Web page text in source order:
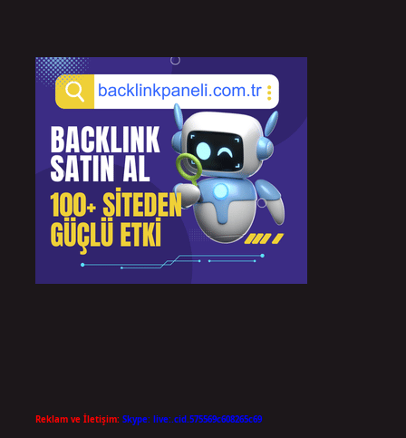
Reklam ve İletişim: Skype: live:.cid.575569c608265c69